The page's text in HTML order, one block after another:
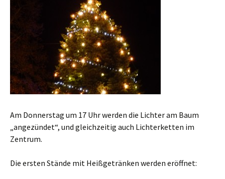
Am Donnerstag um 17 Uhr werden die Lichter am Baum
„angezündet“, und gleichzeitig auch Lichterketten im
Zentrum.
Die ersten Stände mit Heißgetränken werden eröffnet: